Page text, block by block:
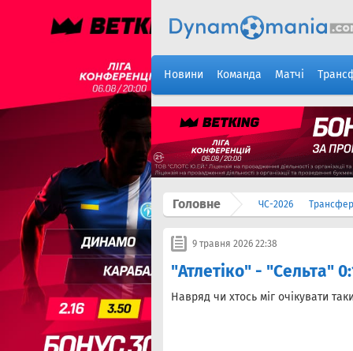
Новини Команда Матчі
Головне ЧС-2026
9 травня 2026 22:38
"Атлетіко" - "Сельта"
Навряд чи хтось міг очікувати